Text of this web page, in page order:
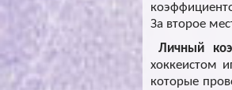
За второе
Личный
хоккеистом
которые